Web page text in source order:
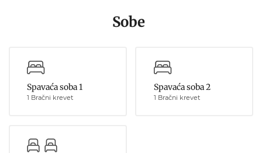
Sobe
Spavaća soba 1
1 Bračni krevet
Spavaća soba 2
1 Bračni krevet